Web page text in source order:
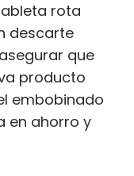
rota
descarte
que
producto
embobinado
en ahorro y